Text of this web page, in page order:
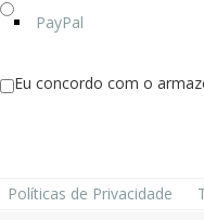
PayPal
Eu concordo com o
Políticas de Privacidade